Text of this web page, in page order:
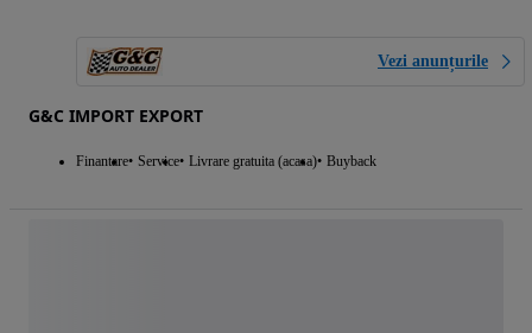
Vezi anunțurile
G&C IMPORT EXPORT
Finantare Service Livrare gratuita (acasa) Buyback